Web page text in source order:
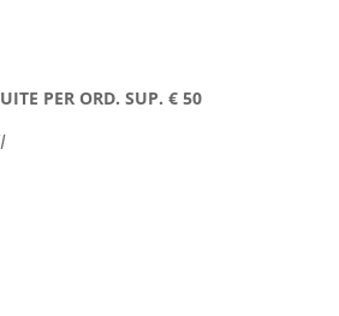
PER ORD. SUP. € 50